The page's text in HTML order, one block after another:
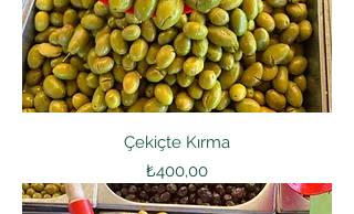
Çekiçte Kırma
Fiyat
₺400,00